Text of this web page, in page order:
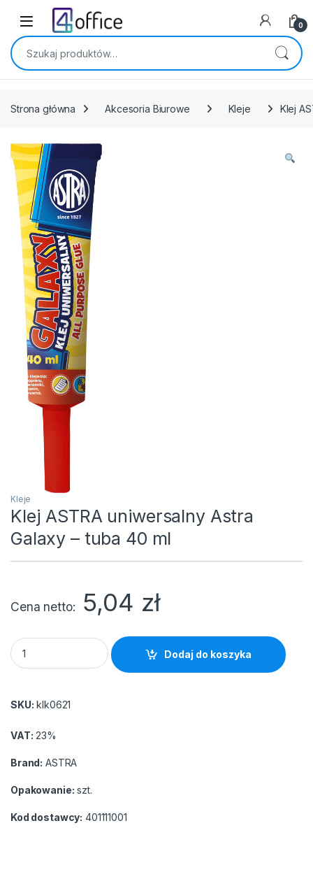
Skip to navigation
Skip to content
0
Szukaj:
Strona główna Akcesoria Biurowe Kleje Klej
Kleje
Klej ASTRA uniwersalny Astra
Galaxy – tuba 40 ml
Cena netto 5,04 zł
Klej ASTRA uniwersalny Astra Galaxy - tuba 40 ml quantity
Dodaj do koszyka
SKU: klk0621
VAT: 23%
Brand: ASTRA
Opakowanie: szt.
Kod dostawcy: 401111001